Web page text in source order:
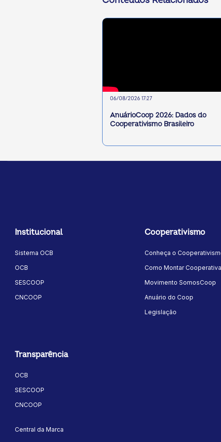
06/08/2026 17:27
AnuárioCoop 2026: Dados do
Cooperativismo Brasileiro
Institucional
Sistema OCB
OCB
SESCOOP
CNCOOP
Cooperativismo
Conheça o
Como Montar Cooperativa
Movimento SomosCoop
Anuário do Coop
Legislação
Transparência
OCB
SESCOOP
CNCOOP
Central da Marca